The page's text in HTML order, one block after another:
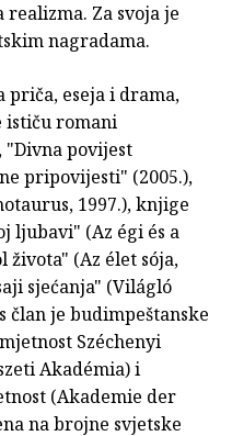
realizma. Za svoja je
nagradama.
priča, eseja i drama,
ističu romani
"Divna povijest
pripovijesti" (2005.),
1997.), knjige
ljubavi" (Az égi és a
života" (Az élet sója,
sjećanja" (Világló
član je budimpeštanske
Széchenyi
Akadémia) i
(Akademie der
na brojne svjetske